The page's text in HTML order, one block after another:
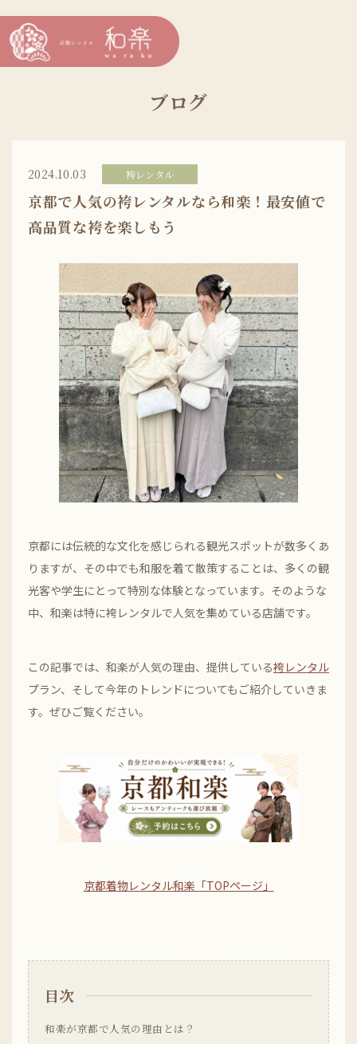
ブログ
2024.10.03 袴レンタル
京都で人気の袴レンタルなら和楽！最安値で
高品質な袴を楽しもう
京都には伝統的な文化を感じられる観光スポットが数多くあ
りますが、その中でも和服を着て散策することは、多くの観
光客や学生にとって特別な体験となっています。そのような
中、和楽は特に袴レンタルで人気を集めている店舗です。
この記事では、和楽が人気の理由、提供している袴レンタル
プラン、そして今年のトレンドについてもご紹介していきま
す。ぜひご覧ください。
京都着物レンタル和楽「TOPページ」
目次
和楽が京都で人気の理由とは？